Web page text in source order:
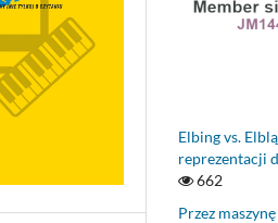
Elbing vs.
reprezentacji
662
Przez